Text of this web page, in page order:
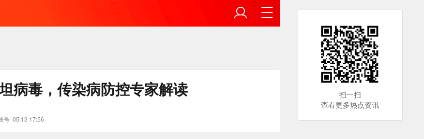
病毒，传染病防控专家解读
号 05.13 17:56
扫一扫
查看更多热点资讯